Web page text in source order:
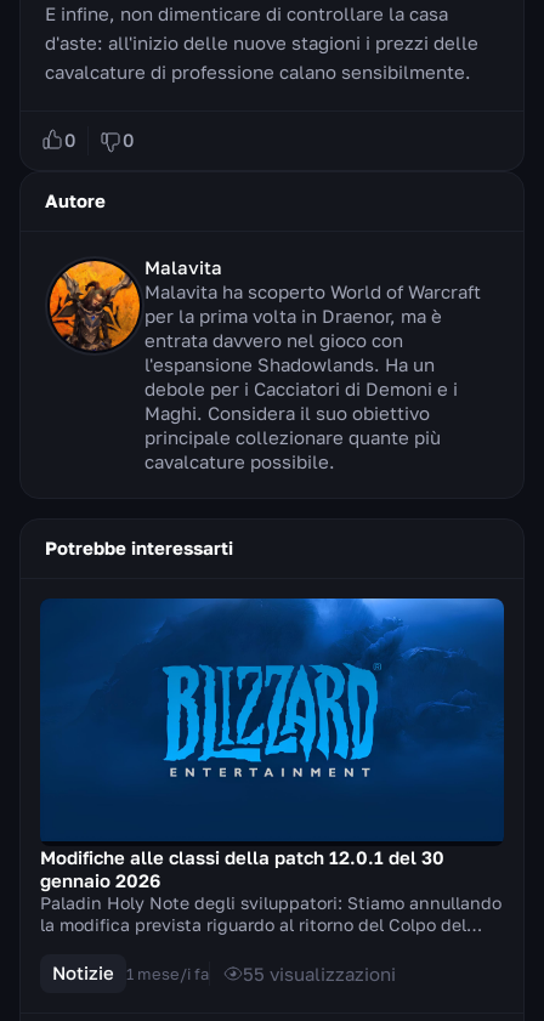
E infine, non dimenticare di controllare la casa
d'aste: all'inizio delle nuove stagioni i prezzi delle
cavalcature di professione calano sensibilmente.
0 0
Autore
Malavita
Malavita ha scoperto World of Warcraft
per la prima volta in Draenor, ma è
entrata davvero nel gioco con
l'espansione Shadowlands. Ha un
debole per i Cacciatori di Demoni e i
Maghi. Considera il suo obiettivo
principale collezionare quante più
cavalcature possibile.
Potrebbe interessarti
Modifiche alle classi della patch 12.0.1 del 30
gennaio 2026
Paladin Holy Note degli sviluppatori: Stiamo annullando
la modifica prevista riguardo al ritorno del Colpo del
Notizie 1 mese/i fa 55 visualizzazioni